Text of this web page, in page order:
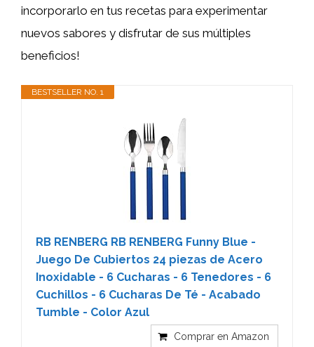
incorporarlo en tus recetas para experimentar
nuevos sabores y disfrutar de sus múltiples
beneficios!
BESTSELLER NO. 1
RB RENBERG RB RENBERG Funny Blue -
Juego De Cubiertos 24 piezas de Acero
Inoxidable - 6 Cucharas - 6 Tenedores - 6
Cuchillos - 6 Cucharas De Té - Acabado
Tumble - Color Azul
Comprar en Amazon